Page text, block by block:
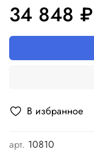
В избранное
арт. 10810
34 848 ₽